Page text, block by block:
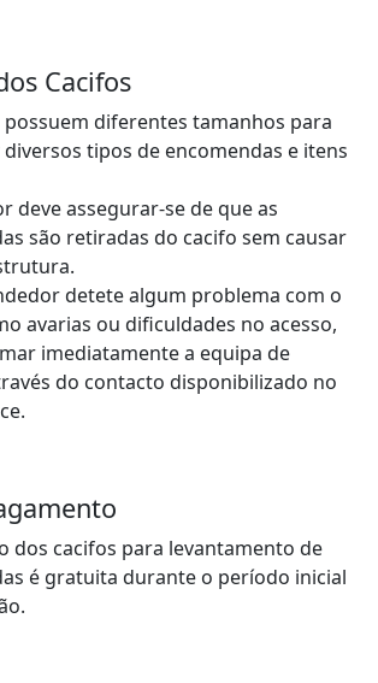
Cacifos
possuem diferentes tamanhos para
tipos de encomendas e itens
deve assegurar-se de que as
são retiradas do cacifo sem causar
detete algum problema com o
avarias ou dificuldades no acesso,
imediatamente a equipa de
do contacto disponibilizado no
dos cacifos para levantamento de
é gratuita durante o período inicial